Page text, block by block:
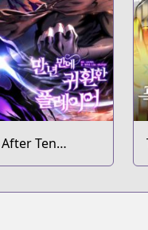
After Ten
Millennia in Hell